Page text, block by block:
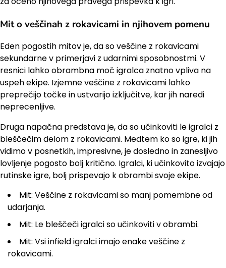
Mit o veščinah z rokavicami in njihovem pomenu
Eden pogostih mitov je, da so veščine z rokavicami
sekundarne v primerjavi z udarnimi sposobnostmi. V
resnici lahko obrambna moč igralca znatno vpliva na
uspeh ekipe. Izjemne veščine z rokavicami lahko
preprečijo točke in ustvarijo izključitve, kar jih naredi
neprecenljive.
Druga napačna predstava je, da so učinkoviti le igralci z
bleščečim delom z rokavicami. Medtem ko so igre, ki jih
vidimo v posnetkih, impresivne, je dosledno in zanesljivo
lovljenje pogosto bolj kritično. Igralci, ki učinkovito izvajajo
rutinske igre, bolj prispevajo k obrambi svoje ekipe.
Mit: Veščine z rokavicami so manj pomembne od
udarjanja.
Mit: Le bleščeči igralci so učinkoviti v obrambi.
Mit: Vsi infield igralci imajo enake veščine z
rokavicami.